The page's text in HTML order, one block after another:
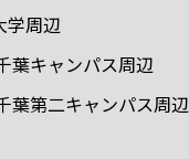
学周辺
葉キャンパス周辺
葉第⼆キャンパス周辺